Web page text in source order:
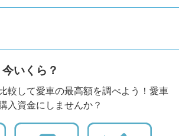
いくら？
較して愛車の最高額を調べよう！愛車
入資金にしませんか？